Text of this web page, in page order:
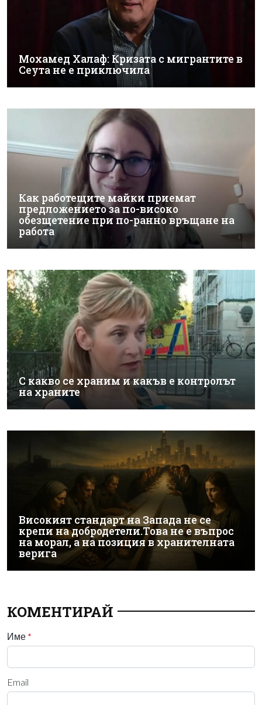
Мохамед Халаф: Кризата с мигрантите в
Сеута не е приключила
Как работещите майки приемат
предложението за по-високо
обезщетение при по-ранно връщане на
работа
С какво се храним и какъв е контролът
на храните
Високият стандарт на Запада не се
крепи на добродетели.Това не е въпрос
на морал, а на позиция в хранителната
верига
КОМЕНТИРАЙ
Име *
Email